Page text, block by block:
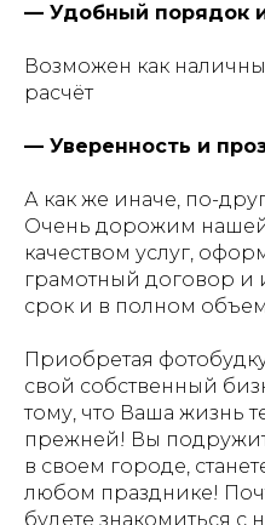
— Удобный порядок
Возможен как
расчёт
— Уверенность и
А как же иначе, по-
Очень дорожим
качеством услуг,
грамотный договор и
срок и в полном
Приобретая
свой собственный
тому, что Ваша жизнь
прежней! Вы
в своем городе,
любом празднике!
будете знакомиться